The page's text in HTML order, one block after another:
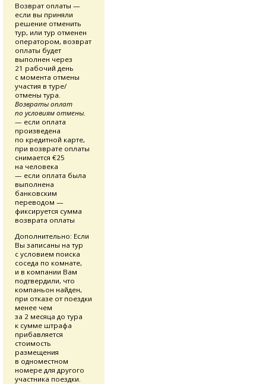
Возврат оплаты —
если вы приняли
решение отменить
тур, или тур отменен
оператором, возврат
оплаты будет
выполнен через
21 рабочий день
с момента отмены
участия в туре/
отмены тура.
Возвраты оплат
по условиям отмены.
— если оплата
произведена
по кредитной карте,
при возврате оплаты
снимается €25
на человека
— если оплата была
выполнена
банковским
переводом —
фиксируется сумма
возврата оплаты
Дополнительно: Если
Вы записаны на тур
с условием поиска
соседа по комнате,
и в компании Вам
подтвердили, что
компаньон найден,
при отказе от поездки
менее чем
за 2 месяца до тура
к сумме штрафа
прибавляется
стоимость
размещения
в одноместном
номере для другого
участника поездки.